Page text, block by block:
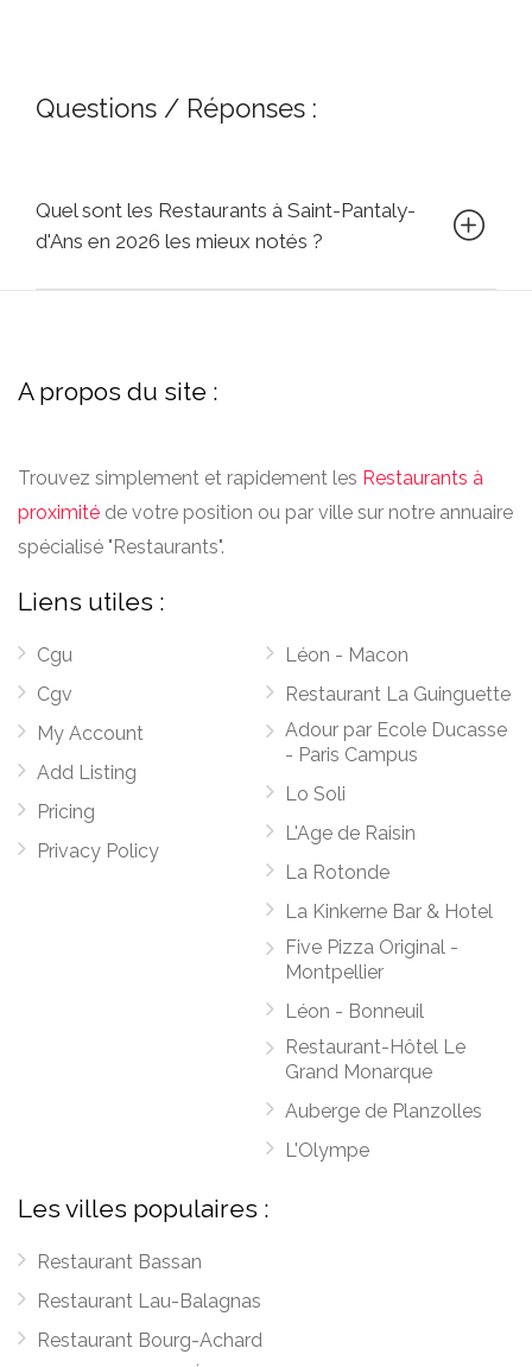
Questions / Réponses :
Quel sont les Restaurants à Saint-Pantaly-
d'Ans en 2026 les mieux notés ?
A propos du site :
Trouvez simplement et rapidement les Restaurants à
proximité de votre position ou par ville sur notre annuaire
spécialisé "Restaurants".
Liens utiles :
Cgu
Cgv
My Account
Add Listing
Pricing
Privacy Policy
Léon - Macon
Restaurant La Guinguette
Adour par Ecole Ducasse
- Paris Campus
Lo Soli
L'Age de Raisin
La Rotonde
La Kinkerne Bar & Hotel
Five Pizza Original -
Montpellier
Léon - Bonneuil
Restaurant-Hôtel Le
Grand Monarque
Auberge de Planzolles
L'Olympe
Les villes populaires :
Restaurant Bassan
Restaurant Lau-Balagnas
Restaurant Bourg-Achard